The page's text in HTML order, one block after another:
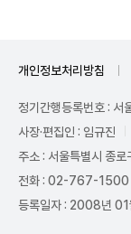
개인정보처리방침
정기간행등록번호 :
사장·편집인 : 임규진
주소 : 서울특별시 종
전화 : 02-767-1500
등록일자 : 2008년